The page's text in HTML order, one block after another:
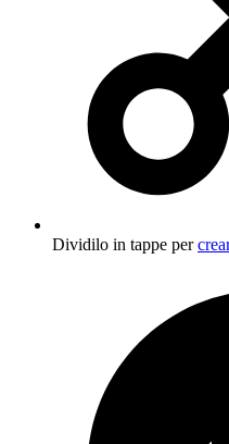
Dividilo in tappe per